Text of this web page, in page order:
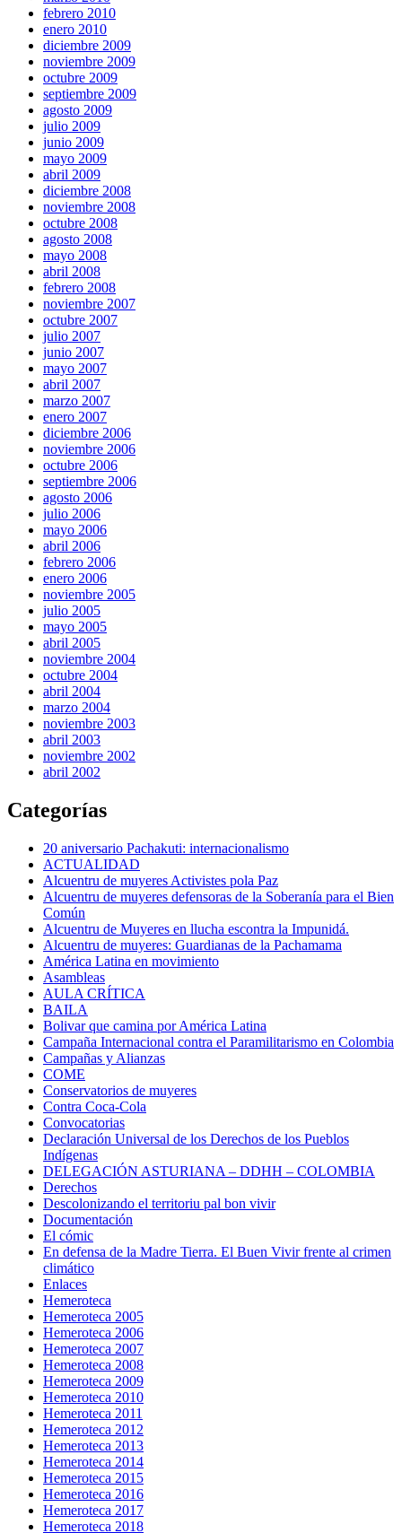
febrero 2010
enero 2010
diciembre 2009
noviembre 2009
octubre 2009
septiembre 2009
agosto 2009
julio 2009
junio 2009
mayo 2009
abril 2009
diciembre 2008
noviembre 2008
octubre 2008
agosto 2008
mayo 2008
abril 2008
febrero 2008
noviembre 2007
octubre 2007
julio 2007
junio 2007
mayo 2007
abril 2007
marzo 2007
enero 2007
diciembre 2006
noviembre 2006
octubre 2006
septiembre 2006
agosto 2006
julio 2006
mayo 2006
abril 2006
febrero 2006
enero 2006
noviembre 2005
julio 2005
mayo 2005
abril 2005
noviembre 2004
octubre 2004
abril 2004
marzo 2004
noviembre 2003
abril 2003
noviembre 2002
abril 2002
Categorías
20 aniversario Pachakuti: internacionalismo
ACTUALIDAD
Alcuentru de muyeres Activistes pola Paz
Alcuentru de muyeres defensoras de la Soberanía para el Bien
Común
Alcuentru de Muyeres en llucha escontra la Impunidá.
Alcuentru de muyeres: Guardianas de la Pachamama
América Latina en movimiento
Asambleas
AULA CRÍTICA
BAILA
Bolivar que camina por América Latina
Campaña Internacional contra el Paramilitarismo en Colombia
Campañas y Alianzas
COME
Conservatorios de muyeres
Contra Coca-Cola
Convocatorias
Declaración Universal de los Derechos de los Pueblos
Indígenas
DELEGACIÓN ASTURIANA – DDHH – COLOMBIA
Derechos
Descolonizando el territoriu pal bon vivir
Documentación
El cómic
En defensa de la Madre Tierra. El Buen Vivir frente al crimen
climático
Enlaces
Hemeroteca
Hemeroteca 2005
Hemeroteca 2006
Hemeroteca 2007
Hemeroteca 2008
Hemeroteca 2009
Hemeroteca 2010
Hemeroteca 2011
Hemeroteca 2012
Hemeroteca 2013
Hemeroteca 2014
Hemeroteca 2015
Hemeroteca 2016
Hemeroteca 2017
Hemeroteca 2018